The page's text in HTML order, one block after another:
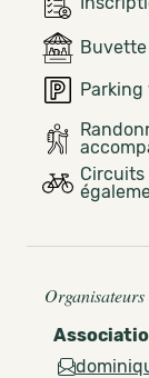
Circuits
Organisateurs